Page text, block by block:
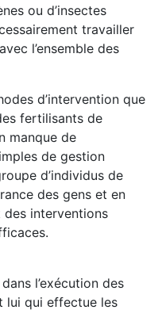
ou d’insectes
travailler
l’ensemble des
d’intervention que
fertilisants de
manque de
de gestion
d’individus de
des gens et en
interventions
l’exécution des
lui qui effectue les